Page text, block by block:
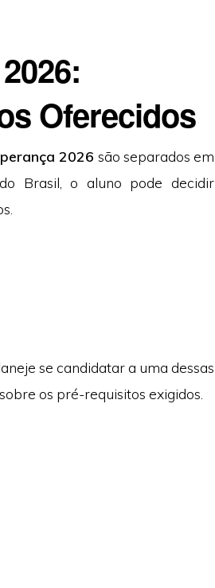
Oferecidos
2026 são separados em
Brasil, o aluno pode decidir
se candidatar a uma dessas
os pré-requisitos exigidos.